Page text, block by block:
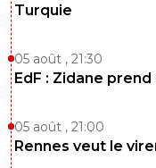
Turquie
05 août , 21:30
EdF : Zidane
05 août , 21:00
Rennes veut le